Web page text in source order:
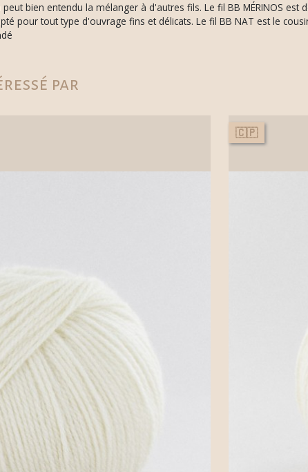
peut bien entendu la mélanger à d'autres fils. Le fil BB MÉRINOS
pour tout type d'ouvrage fins et délicats. Le fil BB NAT est le
par
🇨🇵